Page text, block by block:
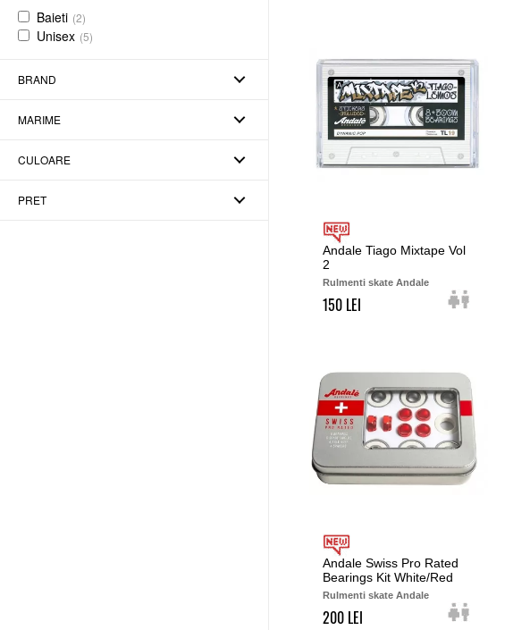
Baieti (2)
Unisex (5)
BRAND
MARIME
CULOARE
PRET
Andale Tiago Mixtape Vol
2
Rulmenti skate Andale
150
Andale Swiss Pro Rated
Bearings Kit White/Red
Rulmenti skate Andale
200